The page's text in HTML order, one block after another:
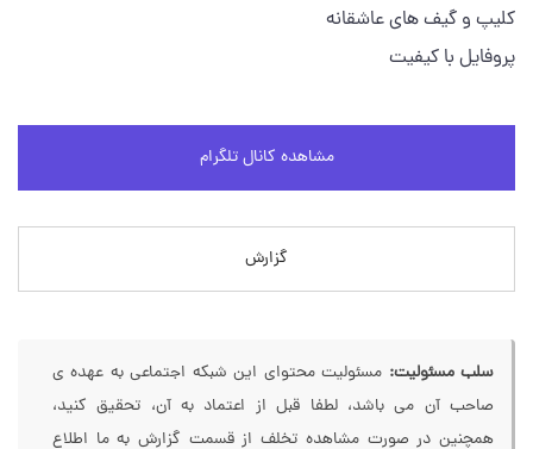
کلیپ و گیف های عاشقانه
پروفایل با کیفیت
مشاهده کانال تلگرام
گزارش
سلب مسئولیت: مسئولیت محتوای این شبکه اجتماعی به عهده ی
صاحب آن می باشد، لطفا قبل از اعتماد به آن، تحقیق کنید،
همچنین در صورت مشاهده تخلف از قسمت گزارش به ما اطلاع